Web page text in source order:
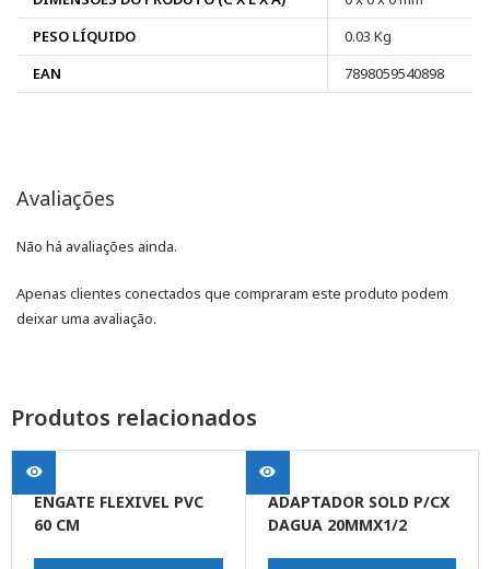
PESO LÍQUIDO
0.03 Kg
EAN
7898059540898
Avaliações
Não há avaliações ainda.
Apenas clientes conectados que compraram este produto podem
deixar uma avaliação.
Produtos relacionados
ENGATE FLEXIVEL PVC
60 CM
ADAPTADOR SOLD P/CX
DAGUA 20MMX1/2